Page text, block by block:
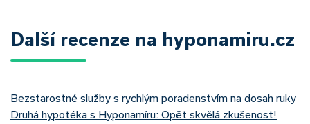
Další recenze na hyponamiru.cz
Bezstarostné služby s rychlým poradenstvím na dosah ruky
Druhá hypotéka s Hyponamíru: Opět skvělá zkušenost!